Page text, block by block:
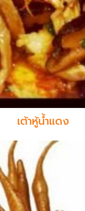
เต้าหู้น้ำแดง